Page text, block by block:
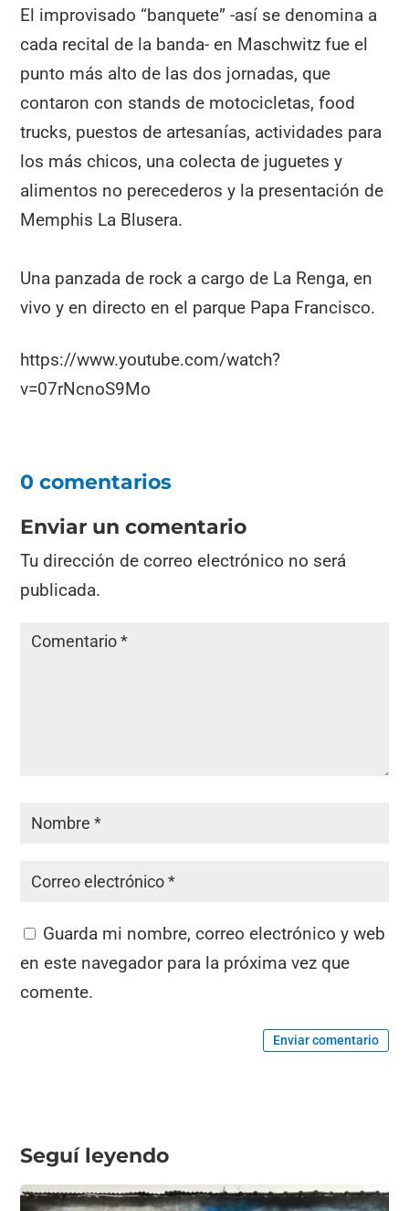
El improvisado “banquete” -así se denomina a
cada recital de la banda- en Maschwitz fue el
punto más alto de las dos jornadas, que
contaron con stands de motocicletas, food
trucks, puestos de artesanías, actividades para
los más chicos, una colecta de juguetes y
alimentos no perecederos y la presentación de
Memphis La Blusera.
Una panzada de rock a cargo de La Renga, en
vivo y en directo en el parque Papa Francisco.
https://www.youtube.com/watch?
v=07rNcnoS9Mo
0 comentarios
Enviar un comentario
Tu dirección de correo electrónico no será
publicada.
Guarda mi nombre, correo electrónico y web
en este navegador para la próxima vez que
comente.
Enviar comentario
Seguí leyendo